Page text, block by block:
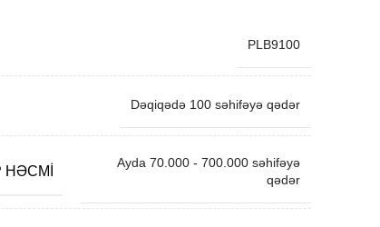
PLB9100
Dəqiqədə 100 səhifəyə qədər
HƏCMI
Ayda 70.000 - 700.000 səhifəyə
qədər